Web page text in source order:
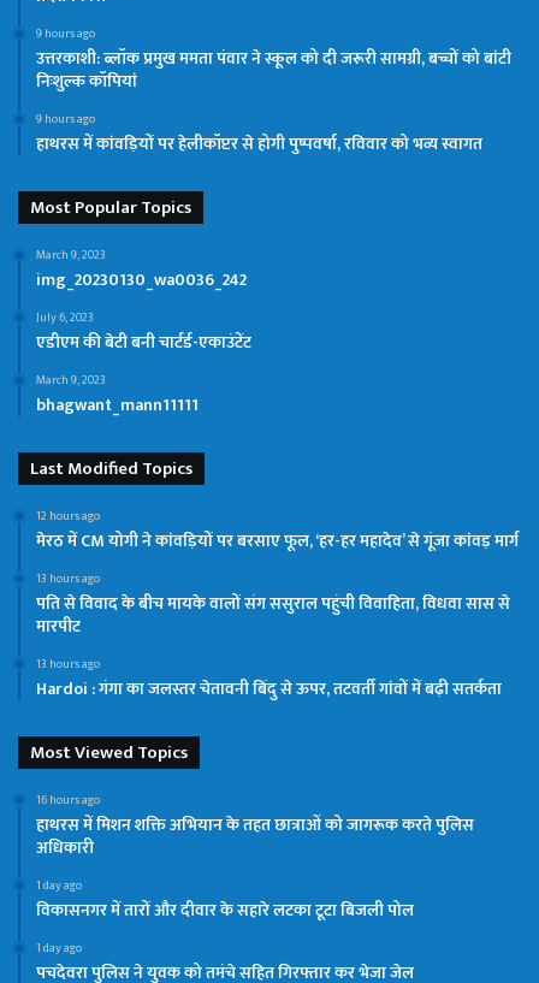
9 hours ago
उत्तरकाशी: ब्लॉक प्रमुख ममता पंवार ने स्कूल को दी जरूरी सामग्री, बच्चों को बांटी
निःशुल्क कॉपियां
9 hours ago
हाथरस में कांवड़ियों पर हेलीकॉप्टर से होगी पुष्पवर्षा, रविवार को भव्य स्वागत
Most Popular Topics
March 9, 2023
img_20230130_wa0036_242
July 6, 2023
एडीएम की बेटी बनी चार्टर्ड-एकाउंटेंट
March 9, 2023
bhagwant_mann11111
Last Modified Topics
12 hours ago
मेरठ में CM योगी ने कांवड़ियों पर बरसाए फूल, ‘हर-हर महादेव’ से गूंजा कांवड़ मार्ग
13 hours ago
पति से विवाद के बीच मायके वालों संग ससुराल पहुंची विवाहिता, विधवा सास से
मारपीट
13 hours ago
Hardoi : गंगा का जलस्तर चेतावनी बिंदु से ऊपर, तटवर्ती गांवों में बढ़ी सतर्कता
Most Viewed Topics
16 hours ago
हाथरस में मिशन शक्ति अभियान के तहत छात्राओं को जागरूक करते पुलिस
अधिकारी
1 day ago
विकासनगर में तारों और दीवार के सहारे लटका टूटा बिजली पोल
1 day ago
पचदेवरा पुलिस ने युवक को तमंचे सहित गिरफ्तार कर भेजा जेल